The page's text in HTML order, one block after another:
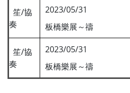
笙/協
奏
2023/05/31
板橋樂展～禱
笙/協
奏
2023/05/31
板橋樂展～禱